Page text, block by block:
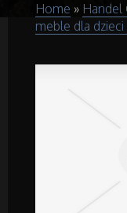
Home » Handel
meble dla